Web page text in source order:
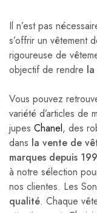
Il n’est pas
s’offrir un vêtement
rigoureuse de
objectif de rendre
Vous pouvez
variété d’articles de
jupes Chanel, des
dans la vente de
marques depuis
à notre sélection
nos clientes. Les
qualité. Chaque